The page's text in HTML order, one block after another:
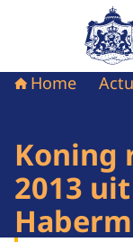
Naar
Home
Koning
2013